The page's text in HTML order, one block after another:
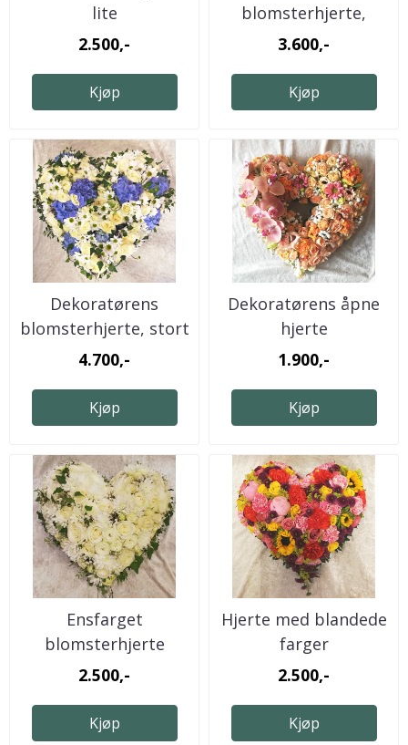
lite
2.500,-
Kjøp
blomsterhjerte,
medium.
3.600,-
Kjøp
Dekoratørens
blomsterhjerte, stort
4.700,-
Kjøp
Dekoratørens åpne
hjerte
1.900,-
Kjøp
Ensfarget
blomsterhjerte
2.500,-
Kjøp
Hjerte med blandede
farger
2.500,-
Kjøp